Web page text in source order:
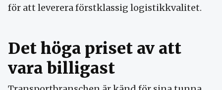
för att leverera förstklassig logistikkvalitet.
Det höga priset av att
vara billigast